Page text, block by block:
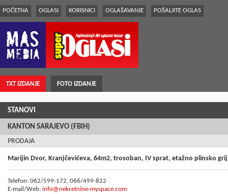
POČETNA OGLASI KORISNICI OGLAŠAVANJE POŠALJITE OGLAS
TXT IZDANJE FOTO IZDANJE
STANOVI
KANTON SARAJEVO (FBiH)
PRODAJA
Marijin Dvor, Kranjčevićeva, 64m2, trosoban, IV sprat, etažno plinsko
Telefon: 062/599-172, 066/499-822
E-mail/Web: info@nekretnine-myspace.com